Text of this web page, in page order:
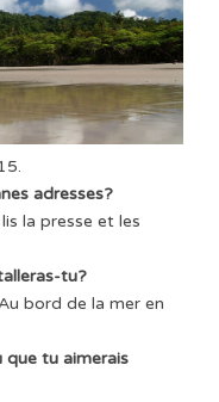
adresses?
la presse et les
tu?
bord de la mer en
que tu aimerais